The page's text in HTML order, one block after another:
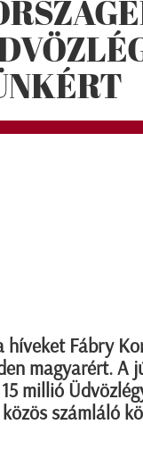
híveket Fábry
magyarért. A
millió
számláló